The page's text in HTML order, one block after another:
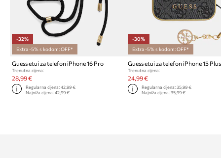
-32%
Extra -5% s kodom: OFF*
Guess etui za telefon iPhone 16 Pro
Trenutna cijena:
28,99 €
Regularna cijena:42,99 €
Najniža cijena:42,99 €
-30%
Extra -5% s kodom: OFF*
Trenutna cijena:
24,99 €
Regularna cijena: 35,99 €
Najniža cijena: 35,99 €